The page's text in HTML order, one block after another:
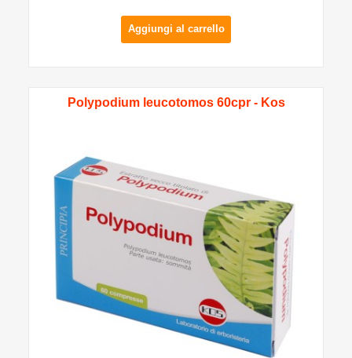
Aggiungi al carrello
Polypodium leucotomos 60cpr - Kos